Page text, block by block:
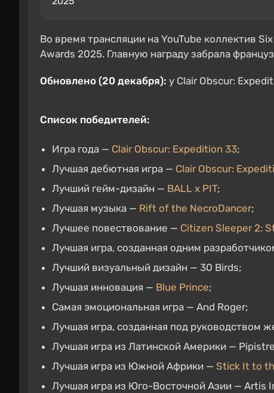
Во время трансляции на YouTube коллектив
Awards 2025. Главную награду забрала
Обновлено (20 декабря): у Clair Obscur:
Список победителей:
Игра года — Clair Obscur: Expedition 33;
Лучшая дебютная игра — Clair Obscur:
Лучший гейм-дизайн — BALL x PIT;
Лучшая музыка — Rift of the NecroDancer;
Лучшее повествование — Citizen Sleeper 2:
Лучшая игра, созданная одним
Лучший визуальный дизайн — 30 Birds;
Лучшая инновация — Blue Prince;
Самая эмоциональная игра — And Roger;
Лучшая игра, созданная под руководством
Лучшая игра из Латинской Америки —
Лучшая игра из Южной Африки — Stick It to
Лучшая игра из Юго-Восточной Азии — Artis